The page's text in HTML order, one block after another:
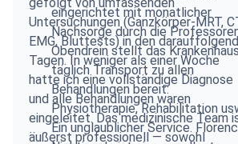
Untersuchungen (Ganzkörper-MRT,
EMG, Bluttests) in den
Tagen. In weniger als einer Woche
hatte ich eine vollständige Diagnose
und alle Behandlungen waren
eingeleitet. Das medizinische Team ist
äußerst professionell — sowohl
eingerichtet mit monatlicher
Nachsorge durch die
Obendrein stellt das Krankenhaus
täglich Transport zu allen
Behandlungen bereit:
Physiotherapie, Rehabilitation
Ein unglaublicher Service.